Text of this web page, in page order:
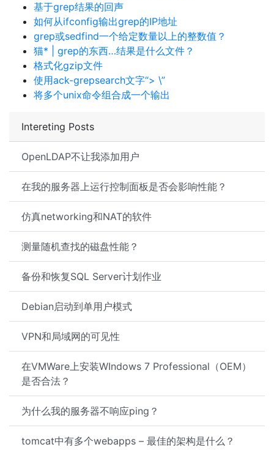
Intereting Posts
OpenLDAP不让我添加用户
在我的服务器上运行控制面板是否会影响性能？
仿真networking和NAT的软件
测量随机查找的磁盘性能？
备份和恢复SQL Server计划作业
Debian启动到单用户模式
VPN和局域网的可见性
在VMWare上安装WIndows 7 Professional（OEM）
是否合法？
为什么我的服务器不响应ping？
tomcat中有多个webapps – 最佳的架构是什么？
基于grep结果的回声
如何从ifconfig输出grep的IP地址
grep或sedfind一个给定数量以上的整数值？
猫* | grep的东西…结果是什么文件？
格式化gzip文件
使用ack-grepsearch文字“> \”
将多个unix命令组合成一个输出